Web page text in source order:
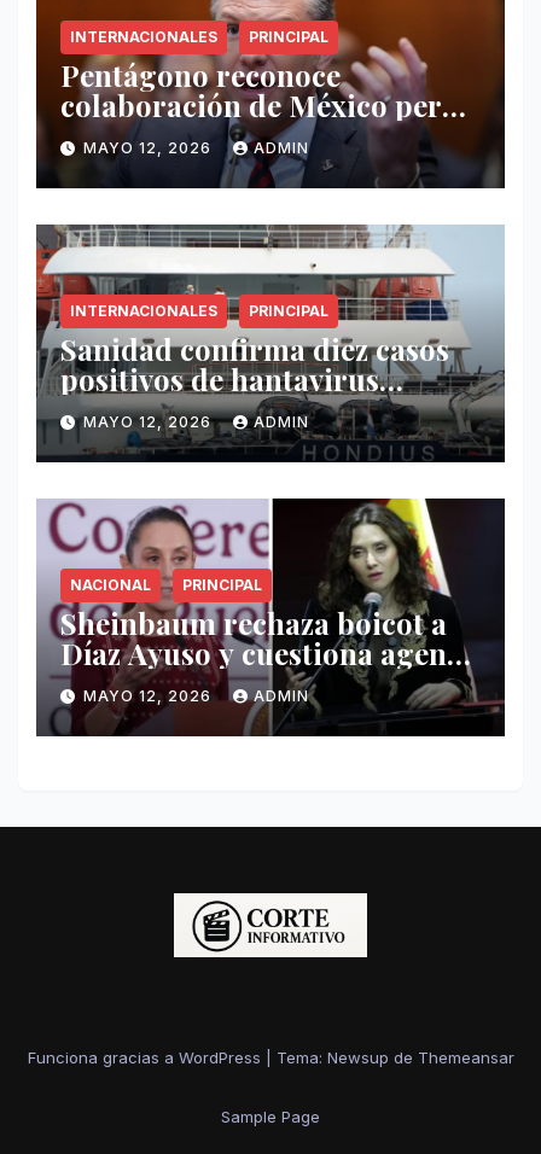
INTERNACIONALES PRINCIPAL
Pentágono reconoce
colaboración de México pero
exige mayor operatividad
antidrogas
MAYO 12, 2026 ADMIN
INTERNACIONALES PRINCIPAL
Sanidad confirma diez casos
positivos de hantavirus
vinculados al crucero MV
Hondius
MAYO 12, 2026 ADMIN
NACIONAL PRINCIPAL
Sheinbaum rechaza boicot a
Díaz Ayuso y cuestiona agenda
de funcionaria española
MAYO 12, 2026 ADMIN
Funciona gracias a WordPress Tema: Newsup de Themeansar
Sample Page